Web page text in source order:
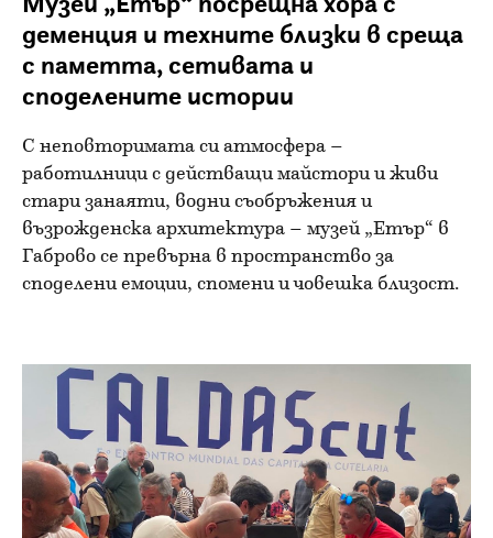
Музей „Етър“ посрещна хора с
деменция и техните близки в среща
с паметта, сетивата и
споделените истории
С неповторимата си атмосфера –
работилници с действащи майстори и живи
стари занаяти, водни съобръжения и
възрожденска архитектура – музей „Етър“ в
Габрово се превърна в пространство за
споделени емоции, спомени и човешка близост.